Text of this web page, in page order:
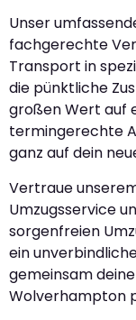
Unser
fachgerechte
Transport in
die pünktliche
großen Wert auf
termingerechte
ganz auf dein
Vertraue
Umzugsservice
sorgenfreien
ein
gemeinsam
Wolverhampton